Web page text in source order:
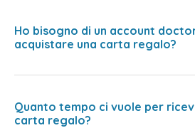
Ho bisogno di un account
acquistare una carta regalo?
Quanto tempo ci vuole per
carta regalo?